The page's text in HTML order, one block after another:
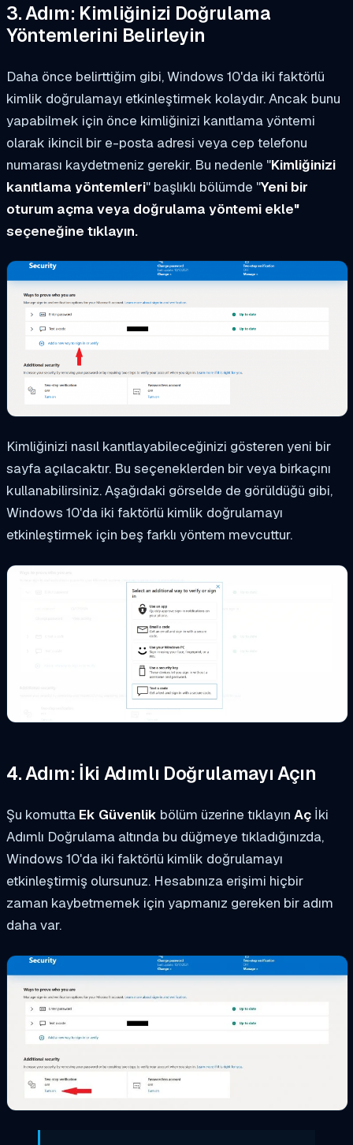
3. Adım: Kimliğinizi Doğrulama
Yöntemlerini Belirleyin
Daha önce belirttiğim gibi, Windows 10'da iki faktörlü
kimlik doğrulamayı etkinleştirmek kolaydır. Ancak bunu
yapabilmek için önce kimliğinizi kanıtlama yöntemi
olarak ikincil bir e-posta adresi veya cep telefonu
numarası kaydetmeniz gerekir. Bu nedenle "Kimliğinizi
kanıtlama yöntemleri" başlıklı bölümde "Yeni bir
oturum açma veya doğrulama yöntemi ekle"
seçeneğine tıklayın.
Kimliğinizi nasıl kanıtlayabileceğinizi gösteren yeni bir
sayfa açılacaktır. Bu seçeneklerden bir veya birkaçını
kullanabilirsiniz. Aşağıdaki görselde de görüldüğü gibi,
Windows 10'da iki faktörlü kimlik doğrulamayı
etkinleştirmek için beş farklı yöntem mevcuttur.
4. Adım: İki Adımlı Doğrulamayı Açın
Şu komutta Ek Güvenlik bölüm üzerine tıklayın Aç İki
Adımlı Doğrulama altında bu düğmeye tıkladığınızda,
Windows 10'da iki faktörlü kimlik doğrulamayı
etkinleştirmiş olursunuz. Hesabınıza erişimi hiçbir
zaman kaybetmemek için yapmanız gereken bir adım
daha var.